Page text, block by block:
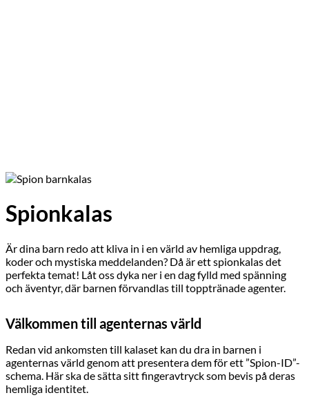
Spionkalas
Är dina barn redo att kliva in i en värld av hemliga uppdrag,
koder och mystiska meddelanden? Då är ett spionkalas det
perfekta temat! Låt oss dyka ner i en dag fylld med spänning
och äventyr, där barnen förvandlas till topptränade agenter.
Välkommen till agenternas värld
Redan vid ankomsten till kalaset kan du dra in barnen i
agenternas värld genom att presentera dem för ett ”Spion-ID”-
schema. Här ska de sätta sitt fingeravtryck som bevis på deras
hemliga identitet.